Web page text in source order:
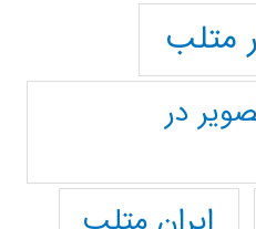
متلب
در